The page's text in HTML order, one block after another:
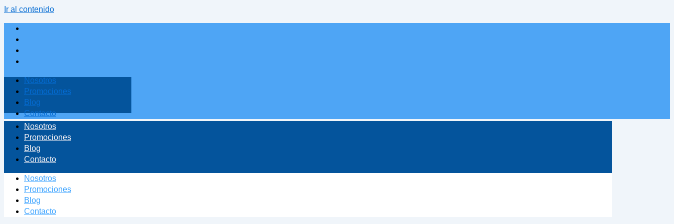
Ir al contenido
Nosotros
Promociones
Blog
Contacto
Nosotros
Promociones
Blog
Contacto
Nosotros
Promociones
Blog
Contacto